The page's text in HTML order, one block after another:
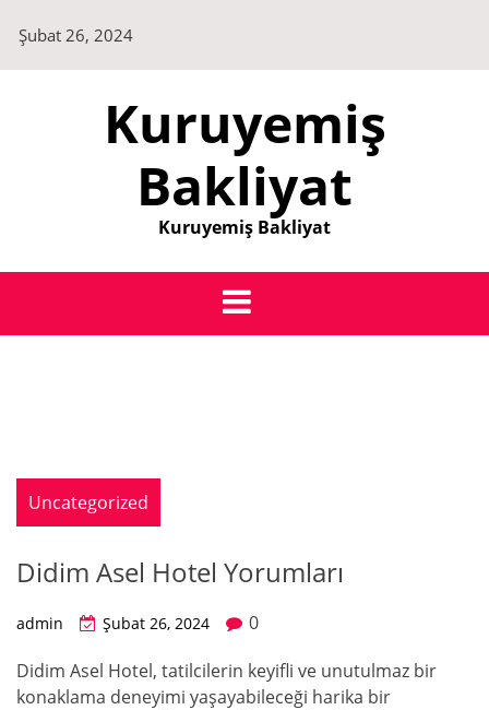
content
Şubat 26, 2024
Kuruyemiş
Bakliyat
Kuruyemiş Bakliyat
Uncategorized
Didim Asel Hotel Yorumları
admin Şubat 26, 2024
0
Didim Asel Hotel, tatilcilerin keyifli ve unutulmaz bir
konaklama deneyimi yaşayabileceği harika bir